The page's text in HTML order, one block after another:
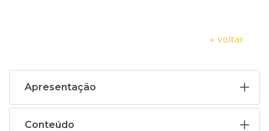
« voltar
Apresentação
Conteúdo